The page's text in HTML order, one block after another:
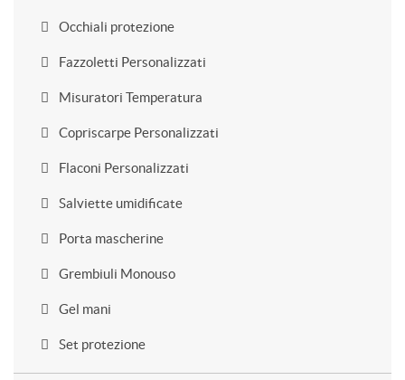
Occhiali protezione
Fazzoletti Personalizzati
Misuratori Temperatura
Copriscarpe Personalizzati
Flaconi Personalizzati
Salviette umidificate
Porta mascherine
Grembiuli Monouso
Gel mani
Set protezione